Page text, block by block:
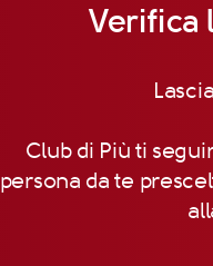
Verifica
Club di Più ti
persona da te